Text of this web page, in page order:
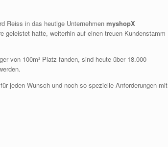
Reiss in das heutige Unternehmen myshopX
geleistet hatte, weiterhin auf einen treuen Kundenstamm
von 100m² Platz fanden, sind heute über 18.000
jeden Wunsch und noch so spezielle Anforderungen mit